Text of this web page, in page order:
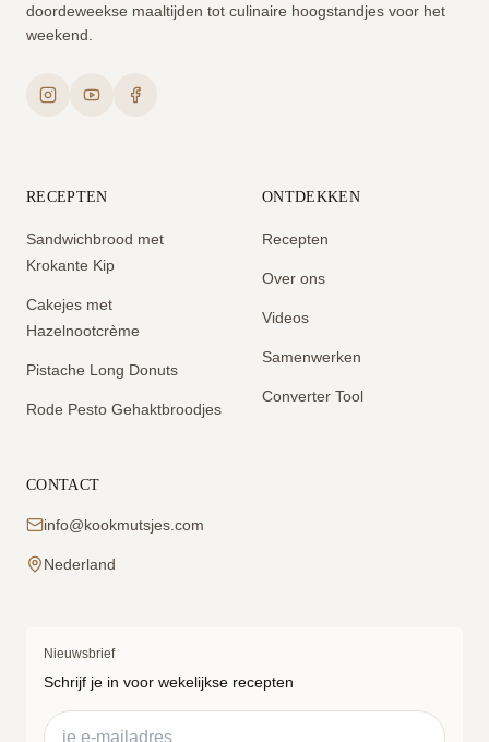
doordeweekse maaltijden tot culinaire hoogstandjes voor het
weekend.
RECEPTEN
Sandwichbrood met
Krokante Kip
Cakejes met
Hazelnootcrème
Pistache Long Donuts
Rode Pesto Gehaktbroodjes
ONTDEKKEN
Recepten
Over ons
Videos
Samenwerken
Converter Tool
CONTACT
info@kookmutsjes.com
Nederland
Nieuwsbrief
Schrijf je in voor wekelijkse recepten